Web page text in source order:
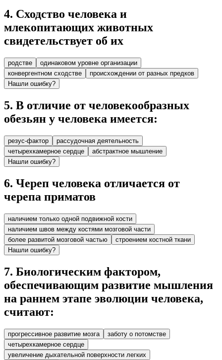
4. Сходство человека и
млекопитающих животных
свидетельствует об их
родстве
одинаковом уровне организации
конвергентном сходстве
происхождении от разных предков
Нашли ошибку?
5. В отличие от человекообразных
обезьян у человека имеется:
резус-фактор
рассудочная деятельность
четырехкамерное сердце
абстрактное мышление
Нашли ошибку?
6. Череп человека отличается от
черепа приматов
наличием только одной подвижной кости
наличием швов между костями мозговой части
более развитой мозговой частью
строением костной ткани
Нашли ошибку?
7. Биологическим фактором,
обеспечивающим развитие мышления
на раннем этапе эволюции человека,
считают:
прогрессивное развитие мозга
заботу о потомстве
четырехкамерное сердце
увеличение дыхательной поверхности легких